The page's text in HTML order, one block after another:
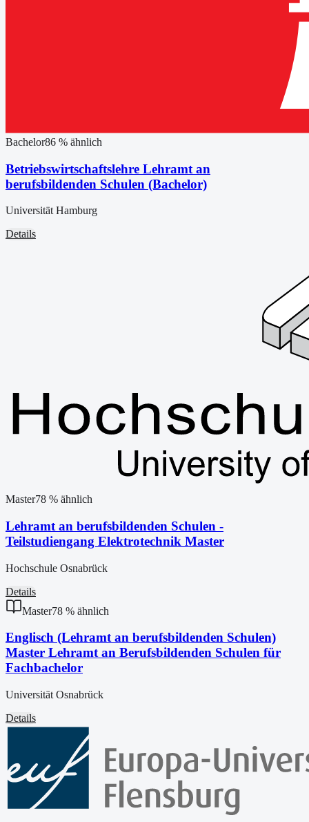
Bachelor86 % ähnlich
Betriebswirtschaftslehre Lehramt an
berufsbildenden Schulen (Bachelor)
Universität Hamburg
Details
Master78 % ähnlich
Lehramt an berufsbildenden Schulen -
Teilstudiengang Elektrotechnik Master
Hochschule Osnabrück
Details
Master78 % ähnlich
Englisch (Lehramt an berufsbildenden Schulen)
Master Lehramt an Berufsbildenden Schulen für
Fachbachelor
Universität Osnabrück
Details